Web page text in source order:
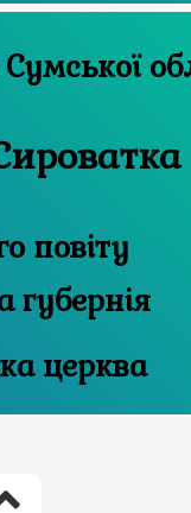
Державний архів
повіту
губернія
церква